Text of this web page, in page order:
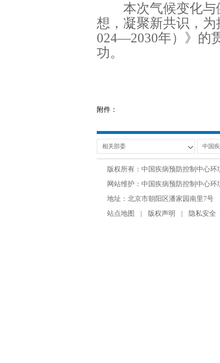
本次气候变化与
想，凝聚新共识，
024—2030年）》的
功。
附件：
版权所有：中国疾病预防控制中心
网站维护：中国疾病预防控制中心
地址：北京市朝阳区潘家园南里7号
站点地图 | 版权声明 | 隐私安全